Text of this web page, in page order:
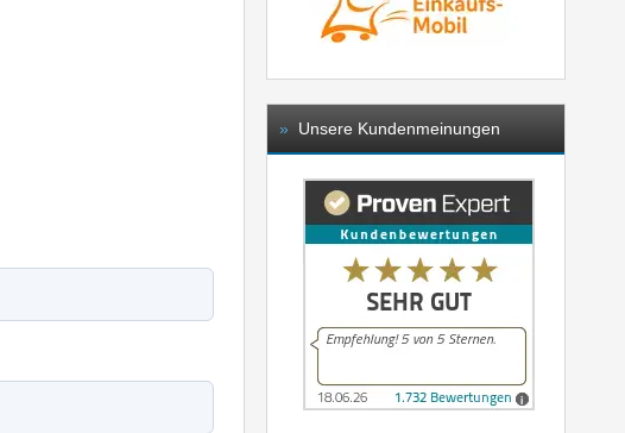
» Unsere Kundenmeinungen